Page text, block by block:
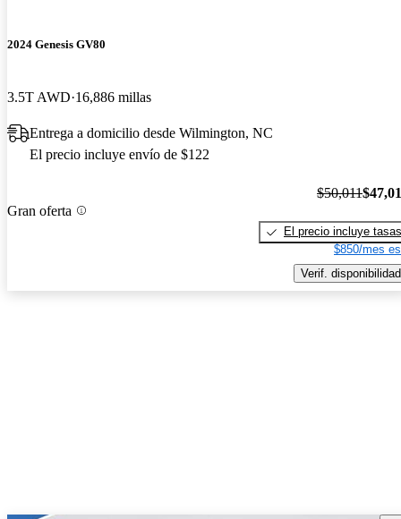
2024 Genesis GV80
3.5T AWD 16,886 millas
Entrega a domicilio desde Wilmington, NC
El precio incluye envío de $122
Gran oferta
$50,011
El precio incluye tasas
$850/mes
Verif. disponibilidad